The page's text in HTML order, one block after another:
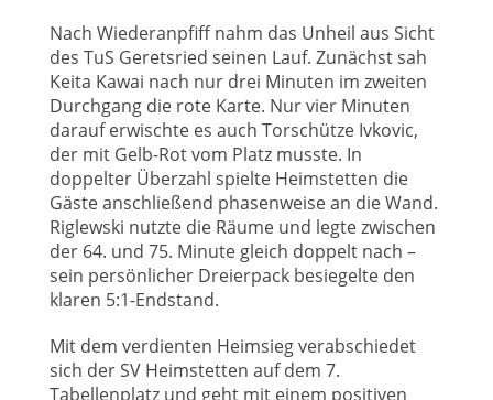
Nach Wiederanpfiff nahm das Unheil aus Sicht
des TuS Geretsried seinen Lauf. Zunächst sah
Keita Kawai nach nur drei Minuten im zweiten
Durchgang die rote Karte. Nur vier Minuten
darauf erwischte es auch Torschütze Ivkovic,
der mit Gelb-Rot vom Platz musste. In
doppelter Überzahl spielte Heimstetten die
Gäste anschließend phasenweise an die Wand.
Riglewski nutzte die Räume und legte zwischen
der 64. und 75. Minute gleich doppelt nach –
sein persönlicher Dreierpack besiegelte den
klaren 5:1-Endstand.
Mit dem verdienten Heimsieg verabschiedet
sich der SV Heimstetten auf dem 7.
Tabellenplatz und geht mit einem positiven